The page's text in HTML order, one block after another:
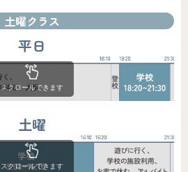
土曜クラス
平日
スクロールできます
土曜
スクロールできます